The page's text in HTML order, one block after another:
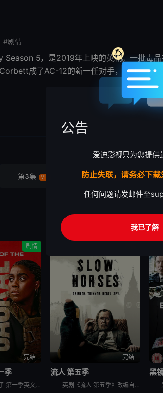
#剧情
5，是2019年上映的英剧。一批毒
成了AC-12的新一任对手，但他还有
第3集 VIP 第4集 VIP
剧情
完结
季
英剧豺狼的日子 第一季英文名为：The Day of the Jackal Season 1，是基于Frederick Forsyth的同名小说和1973年同名改编电影创作。“豺狼”（埃迪·雷德梅
完结
流人 第五季
英剧《流人 第五季》改编自Mick Herron所著小说系列的第五本《London Rules》。科技宅Roddy Ho有了一个魅力四射的新女友，而大家都对此持怀疑态度。当一系列越来越离奇的事件在
黑
公告
爱迪影视只为您提供
防止失联，请务必下
任何问题请发邮件至
我已了解